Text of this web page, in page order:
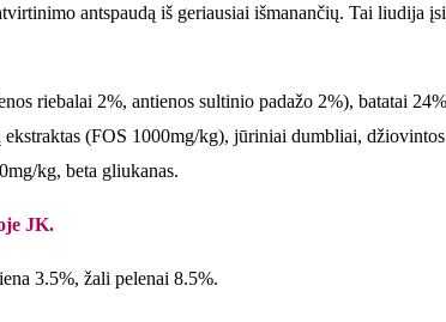
antspaudą iš geriausiai išmanančių. Tai liudija
riebalai 2%, antienos sultinio padažo 2%), batatai
(FOS 1000mg/kg), jūriniai dumbliai,
kg, beta gliukanas.
JK.
3.5%, žali pelenai 8.5%.